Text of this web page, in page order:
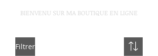
BIENVENU SUR MA BOUTIQUE EN LIGNE
Filtrer